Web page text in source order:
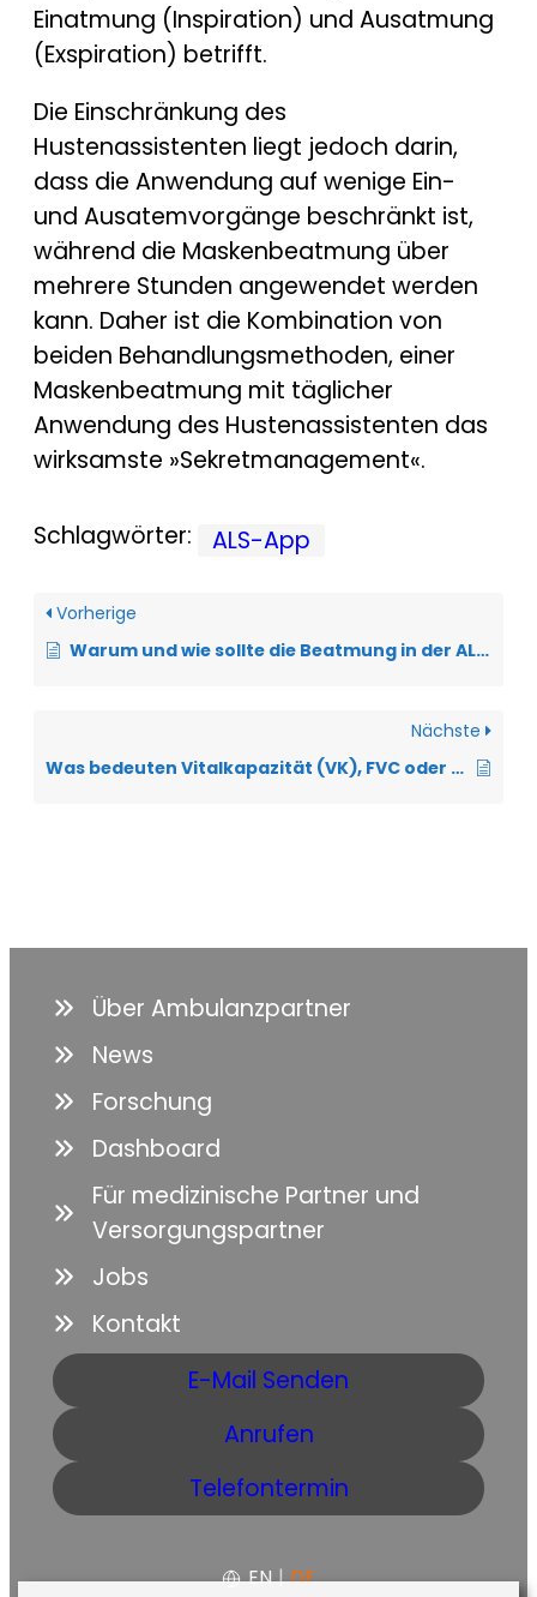
Einatmung (Inspiration) und Ausatmung
(Exspiration) betrifft.
Die Einschränkung des
Hustenassistenten liegt jedoch darin,
dass die Anwendung auf wenige Ein-
und Ausatemvorgänge beschränkt ist,
während die Maskenbeatmung über
mehrere Stunden angewendet werden
kann. Daher ist die Kombination von
beiden Behandlungsmethoden, einer
Maskenbeatmung mit täglicher
Anwendung des Hustenassistenten das
wirksamste »Sekretmanagement«.
Schlagwörter: ALS-App
Vorherige
Warum und wie sollte die Beatmung in der ALS-App dokumentiert werden?
Nächste
Was bedeuten Vitalkapazität (VK), FVC oder SVC?
Über Ambulanzpartner
News
Forschung
Dashboard
Für medizinische Partner und
Versorgungspartner
Jobs
Kontakt
E-Mail Senden
Anrufen
Telefontermin
EN | DE